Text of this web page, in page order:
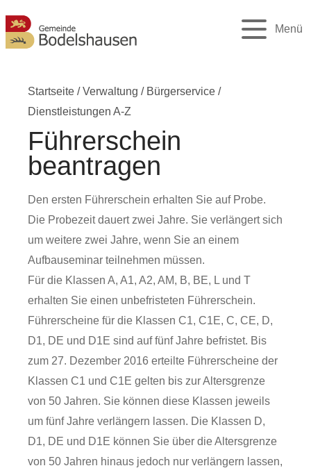
Menü
Startseite /Verwaltung / Bürgerservice /
Dienstleistungen A-Z
Führerschein
beantragen
Den ersten Führerschein erhalten Sie auf Probe.
Die Probezeit dauert zwei Jahre. Sie verlängert sich
um weitere zwei Jahre, wenn Sie an einem
Aufbauseminar teilnehmen müssen.
Für die Klassen A, A1, A2, AM, B, BE, L und T
erhalten Sie einen unbefristeten Führerschein.
Führerscheine für die Klassen C1, C1E, C, CE, D,
D1, DE und D1E sind auf fünf Jahre befristet. Bis
zum 27. Dezember 2016 erteilte Führerscheine der
Klassen C1 und C1E gelten bis zur Altersgrenze
von 50 Jahren. Sie können diese Klassen jeweils
um fünf Jahre verlängern lassen. Die Klassen D,
D1, DE und D1E können Sie über die Altersgrenze
von 50 Jahren hinaus jedoch nur verlängern lassen,